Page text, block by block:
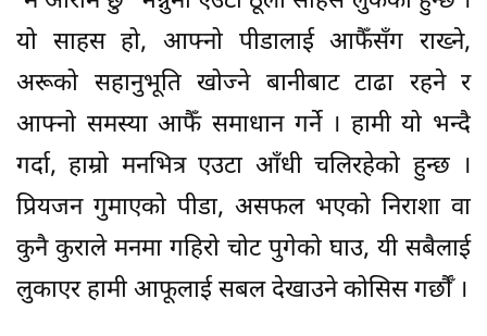
यो साहस हो, आफ्नो पीडालाई आफैँसँग राख्ने,
अरूको सहानुभूति खोज्ने बानीबाट टाढा रहने र
आफ्नो समस्या आफैँ समाधान गर्ने । हामी यो भन्दै
गर्दा, हाम्रो मनभित्र एउटा आँधी चलिरहेको हुन्छ ।
प्रियजन गुमाएको पीडा, असफल भएको निराशा वा
कुनै कुराले मनमा गहिरो चोट पुगेको घाउ, यी सबैलाई
लुकाएर हामी आफूलाई सबल देखाउने कोसिस गर्छौँ ।